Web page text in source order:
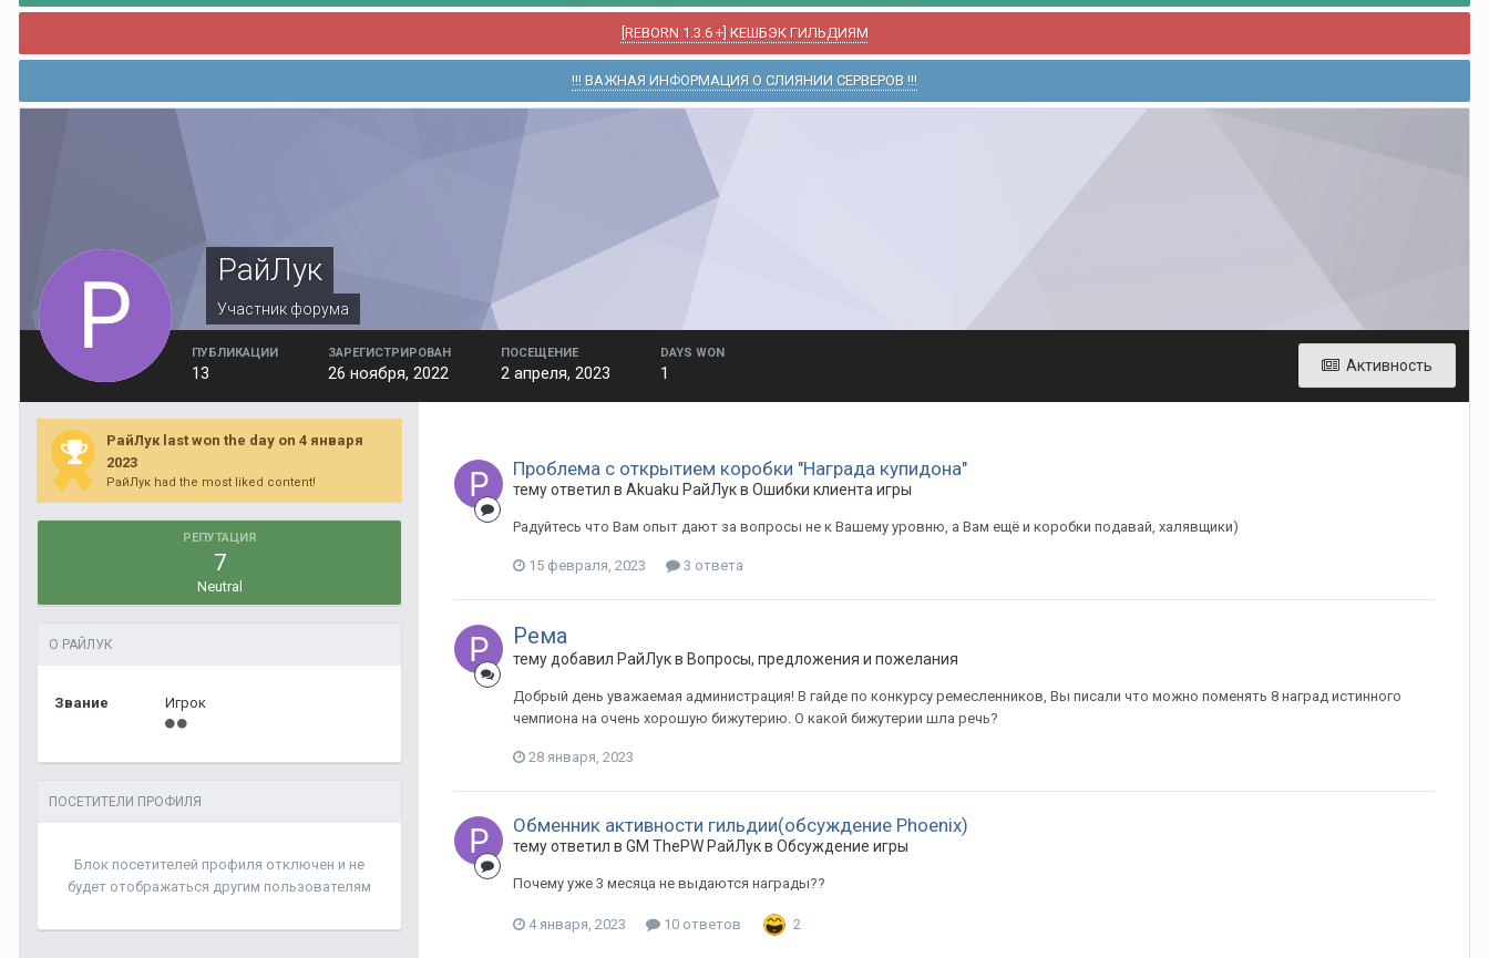
[REBORN 1.3.6 +] КЕШБЭК ГИЛЬДИЯМ
!!! ВАЖНАЯ ИНФОРМАЦИЯ О СЛИЯНИИ СЕРВЕРОВ !!!
РайЛук
Участник форума
Активность
ПУБЛИКАЦИИ
13
ЗАРЕГИСТРИРОВАН
26 ноября, 2022
ПОСЕЩЕНИЕ
2 апреля, 2023
DAYS WON
1
РайЛук last won the day on 4 января
2023
РайЛук had the most liked content!
РЕПУТАЦИЯ
7
Neutral
О РАЙЛУК
Звание Игрок
ПОСЕТИТЕЛИ ПРОФИЛЯ
Блок посетителей профиля отключен и не
будет отображаться другим пользователям
Проблема с открытием коробки "Награда купидона"
тему ответил в Akuaku РайЛукв Ошибки клиента игры
Радуйтесь что Вам опыт дают за вопросы не к Вашему уровню, а Вам ещё и коробки подавай, халявщики)
15 февраля, 2023 3 ответа
Рема
тему добавил РайЛукв Вопросы, предложения и пожелания
Добрый день уважаемая администрация! В гайде по конкурсу ремесленников, Вы писали что можно поменять 8 наград истинного
чемпиона на очень хорошую бижутерию. О какой бижутерии шла речь?
28 января, 2023
Обменник активности гильдии(обсуждение Phoenix)
тему ответил в GM ThePW РайЛукв Обсуждение игры
Почему уже 3 месяца не выдаются награды??
4 января, 2023 10 ответов 2